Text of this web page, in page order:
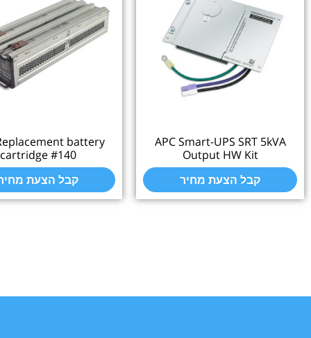
APC Smart-UPS SRT
Output HW Kit
קבל הצעת מחיר
APC Replacement battery
cartridge #140
קבל הצעת מחיר